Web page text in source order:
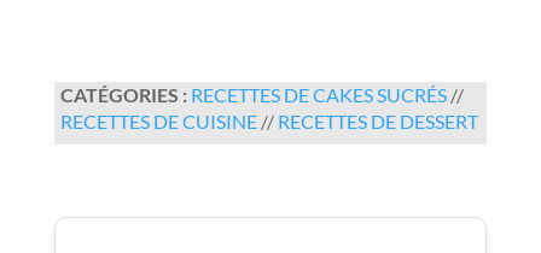
CATÉGORIES : RECETTES DE CAKES SUCRÉS//
RECETTES DE CUISINE// RECETTES DE DESSERT